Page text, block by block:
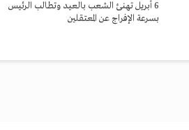
6 أبريل تهنئ الشعب بالعيد وتطالب الرئيس
بسرعة الإفراج عن المعتقلين